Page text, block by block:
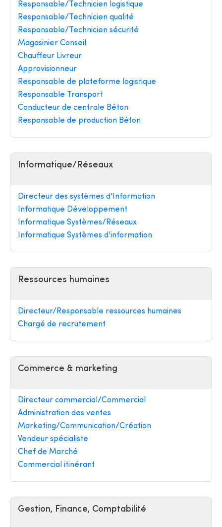
Responsable/Technicien logistique
Responsable/Technicien qualité
Responsable/Technicien sécurité
Magasinier Conseil
Chauffeur Livreur
Approvisionneur
Responsable de plateforme logistique
Responsable Transport
Conducteur de centrale Béton
Responsable de production Béton
Informatique/Réseaux
Directeur des systèmes d'Information
Informatique Développement
Informatique Systèmes/Réseaux
Informatique Systèmes d'information
Ressources humaines
Directeur/Responsable ressources humaines
Chargé de recrutement
Commerce & marketing
Directeur commercial/Commercial
Administration des ventes
Marketing/Communication/Création
Vendeur spécialiste
Chef de Marché
Commercial itinérant
Gestion, Finance, Comptabilité